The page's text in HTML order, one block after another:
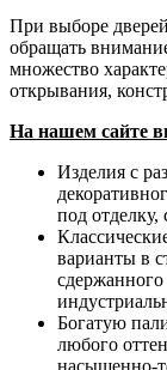
При выборе
обращать
множество
открывания,
На нашем сайте
Изделия с
под отделку,
варианты в
Богатую
любого
насыщенно-